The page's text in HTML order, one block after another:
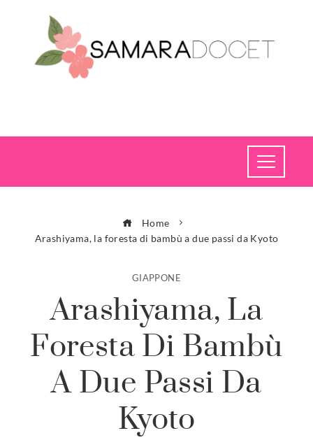
Home
Arashiyama, la foresta di bambù a due passi da Kyoto
GIAPPONE
Arashiyama, La
Foresta Di Bambù
A Due Passi Da
Kyoto